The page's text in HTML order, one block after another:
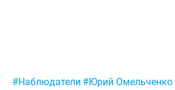
Метки:
#Наблюдатели #Юрий Омельченко